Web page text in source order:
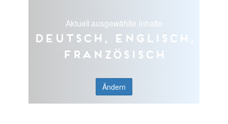
Aktuell ausgewählte Inhalte
Deutsch, Englisch,
Französisch
Ändern